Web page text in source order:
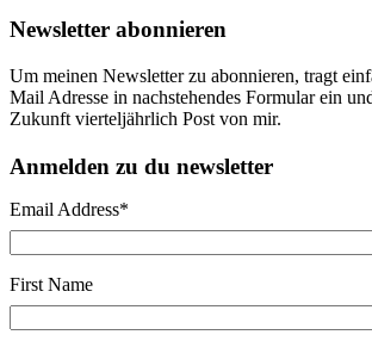
Newsletter abonnieren
Um meinen Newsletter zu abonnieren, tragt
Mail Adresse in nachstehendes Formular ein
Zukunft vierteljährlich Post von mir.
Anmelden zu du newsletter
Email Address*
First Name